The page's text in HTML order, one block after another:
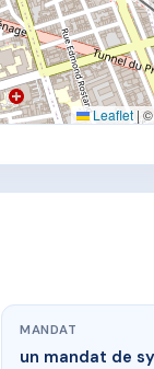
Leaflet | ©
MANDAT
un mandat de